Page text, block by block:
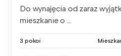
Do wynajęcia od zaraz
mieszkanie o ...
3 pokoi